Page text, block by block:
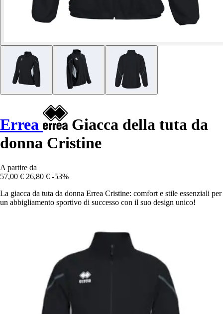
Errea
Giacca della tuta da
donna Cristine
A partire da
57,00 € 26,80 € -53%
La giacca da tuta da donna Errea Cristine: comfort e stile essenziali per
un abbigliamento sportivo di successo con il suo design unico!